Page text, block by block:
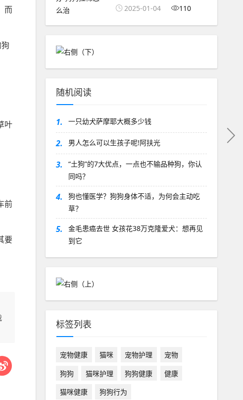
而
叶
前
要
2025-01-04
110
随机阅读
1. 一只幼犬萨摩耶大概多少钱
2. 男人怎么可以生孩子呢!阿扶光
3.
“土狗”的7大优点，一点也不输品种狗，你认
同吗？
4.
狗也懂医学？狗狗身体不适，为何会主动吃
草？
5.
金毛患癌去世 女孩花38万克隆爱犬：想再见
到它
标签列表
宠物健康 猫咪 宠物护理
宠物
狗狗
猫咪护理 狗狗健康
健康
猫咪健康
狗狗行为